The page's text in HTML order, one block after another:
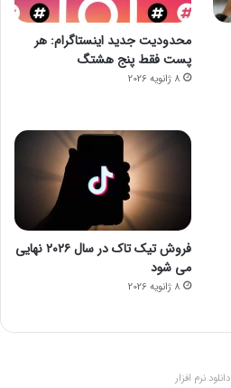
محدودیت جدید اینستاگرام: هر
پست فقط پنج هشتگ
8 ژانویه 2026
فروش تیک تاک در سال ۲۰۲۶ نهایی
می شود
8 ژانویه 2026
دانلود نرم افزار